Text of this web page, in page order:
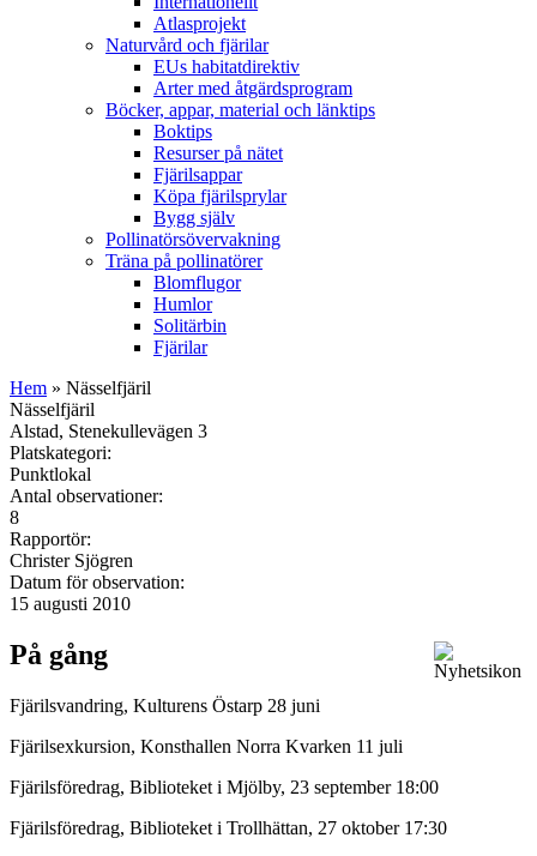
Atlasprojekt
Naturvård och fjärilar
EUs habitatdirektiv
Arter med åtgärdsprogram
Böcker, appar, material och länktips
Boktips
Resurser på nätet
Fjärilsappar
Köpa fjärilsprylar
Bygg själv
Pollinatörsövervakning
Träna på pollinatörer
Blomflugor
Humlor
Solitärbin
Fjärilar
Hem » Nässelfjäril
Nässelfjäril
Alstad, Stenekullevägen 3
Platskategori:
Punktlokal
Antal observationer:
8
Rapportör:
Christer Sjögren
Datum för observation:
15 augusti 2010
På gång
Fjärilsvandring, Kulturens Östarp 28 juni
Fjärilsexkursion, Konsthallen Norra Kvarken 11 juli
Fjärilsföredrag, Biblioteket i Mjölby, 23 september 18:00
Fjärilsföredrag, Biblioteket i Trollhättan, 27 oktober 17:30